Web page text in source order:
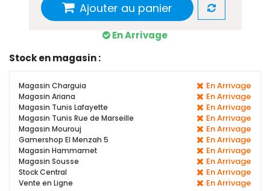
Ajouter au panier
En Arrivage
Stock en magasin :
Magasin Charguia En Arrivage
Magasin Ariana En Arrivage
Magasin Tunis Lafayette En Arrivage
Magasin Tunis Rue de Marseille En Arrivage
Magasin Mourouj En Arrivage
Gamershop El Menzah 5 En Arrivage
Magasin Hammamet En Arrivage
Magasin Sousse En Arrivage
Stock Central En Arrivage
Vente en Ligne En Arrivage